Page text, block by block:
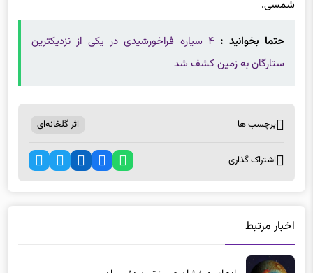
ستارگان به زمین کشف شد
9 ماه پیش